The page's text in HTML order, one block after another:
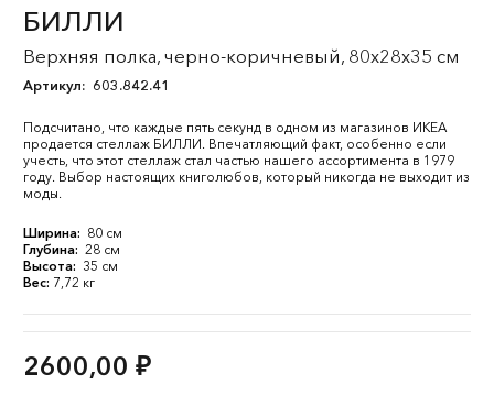
БИЛЛИ
Верхняя полка, черно-коричневый, 80x28x35 см
Артикул: 603.842.41
Подсчитано, что каждые пять секунд в одном из магазинов ИКЕА
продается стеллаж БИЛЛИ. Впечатляющий факт, особенно если
учесть, что этот стеллаж стал частью нашего ассортимента в 1979
году. Выбор настоящих книголюбов, который никогда не выходит из
моды.
Ширина: 80 см
Глубина: 28 см
Высота: 35 см
Вес: 7,72 кг
2600,00 ₽